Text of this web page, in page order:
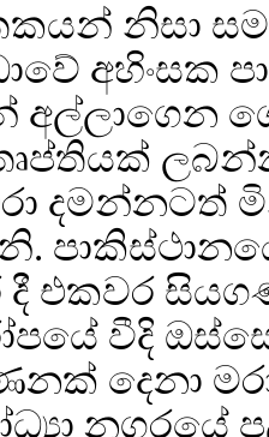
නිසා
අහිංසක
අල්ලාගෙන
දමන්නටත්
එකවර
වීදි
දෙනා